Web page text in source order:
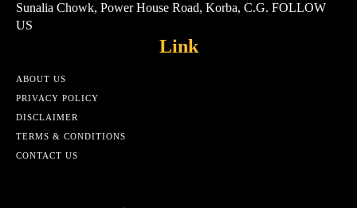
Sunalia Chowk, Power House Road, Korba, C.G. FOLLOW
US
Link
ABOUT US
PRIVACY POLICY
DISCLAIMER
TERMS & CONDITIONS
CONTACT US